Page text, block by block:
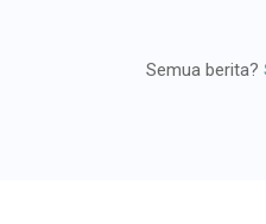
Semua berita?